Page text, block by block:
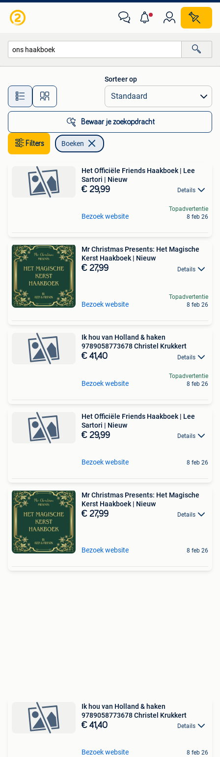
Alle afstanden…
Sorteer op
Bewaar je zoekopdracht
Filters Boeken
Het Officiële Friends Haakboek | Lee
Sartori | Nieuw
€ 29,99 Details
Bezoek website
Topadvertentie
8 feb 26
Mr Christmas Presents: Het Magische
Kerst Haakboek | Nieuw
€ 27,99 Details
Bezoek website
Topadvertentie
8 feb 26
Ik hou van Holland & haken
9789058773678 Christel Krukkert
€ 41,40 Details
Bezoek website
Topadvertentie
8 feb 26
Het Officiële Friends Haakboek | Lee
Sartori | Nieuw
€ 29,99 Details
Bezoek website 8 feb 26
Mr Christmas Presents: Het Magische
Kerst Haakboek | Nieuw
€ 27,99 Details
Bezoek website 8 feb 26
Ik hou van Holland & haken
9789058773678 Christel Krukkert
€ 41,40 Details
Bezoek website 8 feb 26